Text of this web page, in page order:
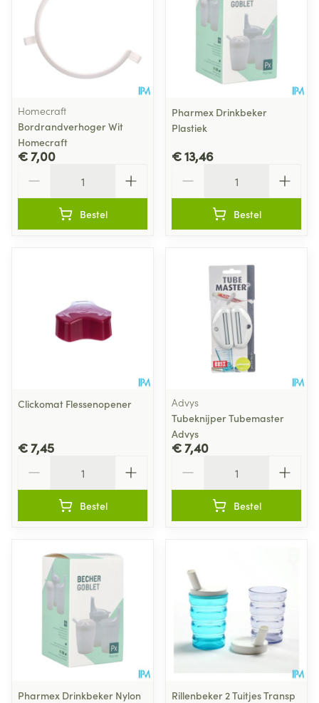
Homecraft
Bordrandverhoger Wit
Homecraft
€ 7,00
Bestel
Pharmex Drinkbeker
Plastiek
€ 13,46
Bestel
Clickomat Flessenopener
€ 7,45
Bestel
Advys
Tubeknijper Tubemaster
Advys
€ 7,40
Bestel
Pharmex Drinkbeker Nylon
Rillenbeker 2 Tuitjes Transp